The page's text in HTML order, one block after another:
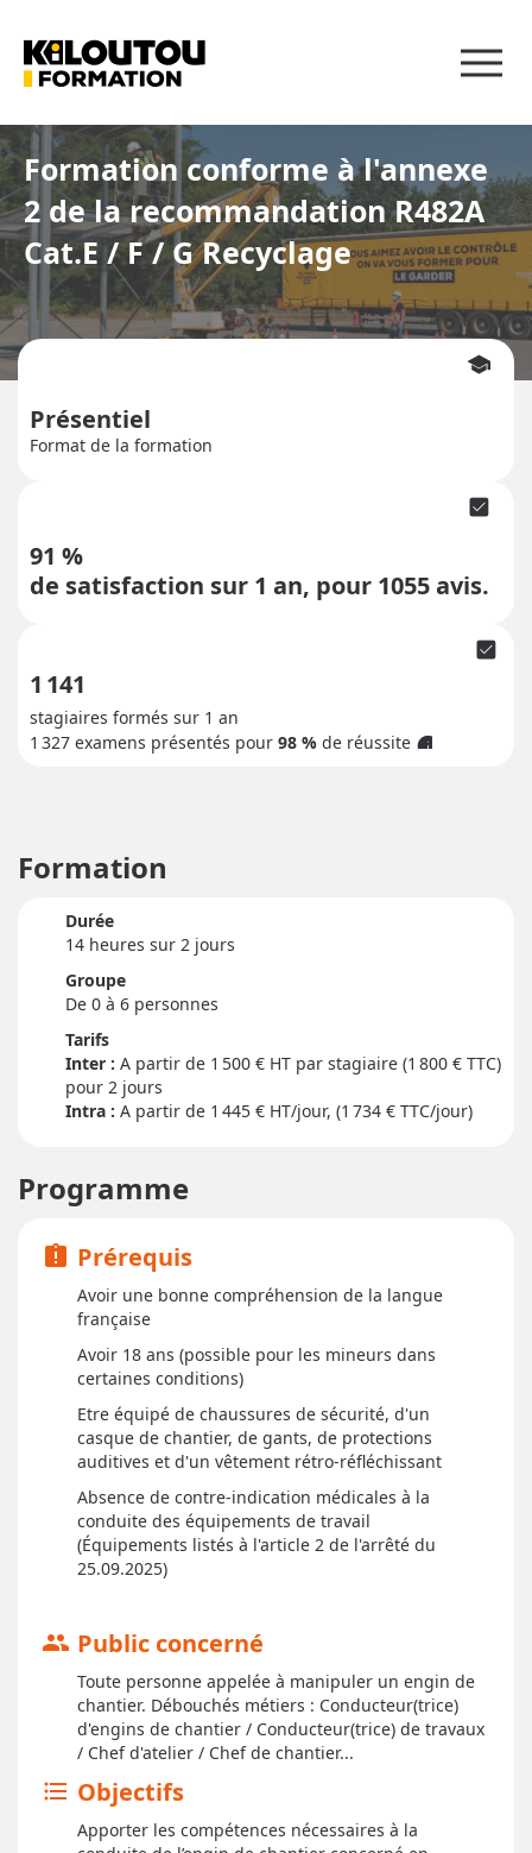
Formation conforme à l'annexe
2 de la recommandation R482A
Cat.E / F / G Recyclage
Présentiel
Format de la formation
school
91 %
de satisfaction sur 1 an, pour 1055avis.
check_box
check_box
1 141
stagiaires formés sur 1 an
1 327 examens présentés pour 98 % de réussite info
Formation
Durée
14 heures sur 2 jours
Groupe
De 0 à 6 personnes
Tarifs
Inter :
1 500 € HT par stagiaire (1 800 € TTC)
pour 2 jours
Intra : A partir de 1 445 € HT/jour, (1 734 € TTC/jour)
Programme
assignment_late Prérequis
Avoir une bonne compréhension de la langue
française
Avoir 18 ans (possible pour les mineurs dans
certaines conditions)
Etre équipé de chaussures de sécurité, d'un
casque de chantier, de gants, de protections
auditives et d'un vêtement rétro-réfléchissant
Absence de contre-indication médicales à la
conduite des équipements de travail
(Équipements listés à l'article 2 de l'arrêté du
25.09.2025)
group Public concerné
Toute personne appelée à manipuler un engin de
chantier. Débouchés métiers : Conducteur(trice)
d'engins de chantier / Conducteur(trice) de travaux
/ Chef d'atelier / Chef de chantier...
format_list_bulleted Objectifs
Apporter les compétences nécessaires à la